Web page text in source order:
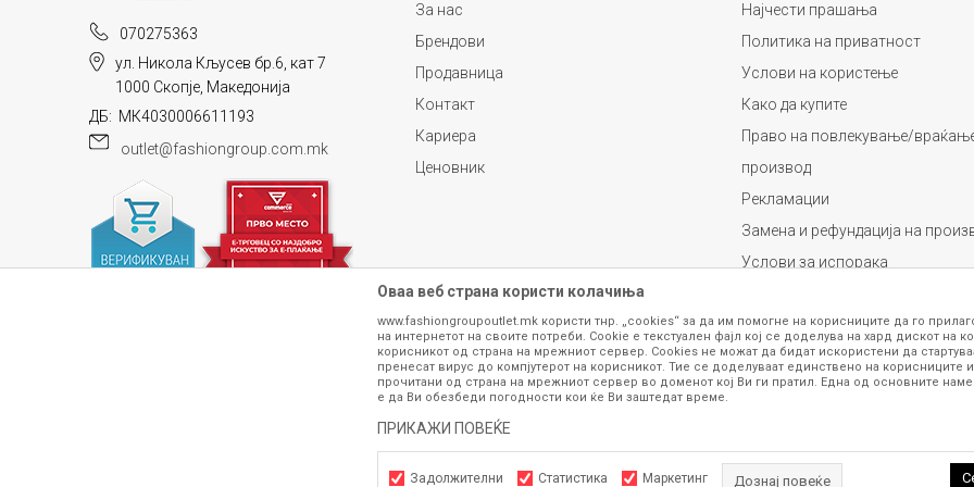
ИСПРАТИ
070275363
ул. Никола Кљусев бр.6, кат 7
1000 Скопје, Македонија
ДБ: МК4030006611193
outlet@fashiongroup.com.mk
За нас
Брендови
Продавница
Контакт
Кариера
Ценовник
Најчести прашања
Политика на приватност
Услови на користење
Како да купите
Право на повлекување/
производ
Рекламации
Замена и рефундација на
Услови за испорака
Сите информации околу производите кои се изложени на нашата онлајн продавница се стремиме да бидат
гарантираме дека се без ниту една грешка или пак дека сите производи во моментот се достапни на залиха.
производот. Доколку дојде до потреба за замена на производ или рефундација, процедурата може да трае до 15
Оваа веб страна користи колачиња
www.fashiongroupoutlet.mk користи тнр. „cookies“ за да им помогне на корисниците да го
на интернетот на своите потреби. Cookie е текстуален фајл кој се доделува на хард дискот на
корисникот од страна на мрежниот сервер. Cookies не можат да бидат искористени да
пренесат вирус до компјутерот на корисникот. Тие се доделуваат единствено на корисниците
прочитани од страна на мрежниот сервер во доменот кој Ви ги пратил. Една од основните
е да Ви обезбеди погодности кои ќе Ви заштедат време.
ПРИКАЖИ ПОВЕЌЕ
Задолжителни Статистика Маркетинг Дознај повеќе